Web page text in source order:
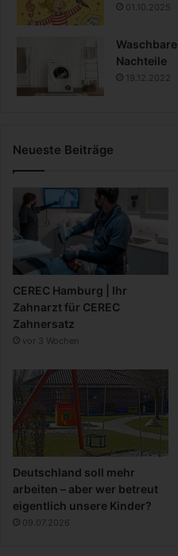
01.10.2025
Nachteile
19.12.2022
Neueste Beiträge
CEREC Hamburg | Ihr
Zahnarzt für CEREC
Zahnersatz
vor 3 Wochen
Deutschland soll mehr
arbeiten – aber wer betreut
eigentlich unsere Kinder?
09.07.2026